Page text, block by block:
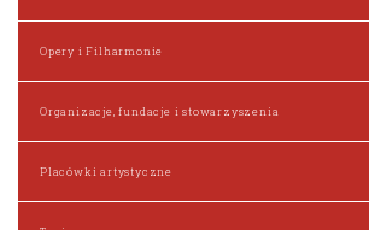
Opery i Filharmonie
Organizacje, fundacje i stowarzyszenia
Placówki artystyczne